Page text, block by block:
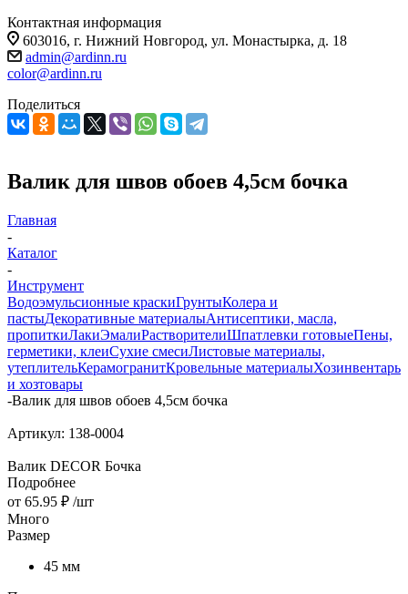
Контактная информация
603016, г. Нижний Новгород, ул. Монастырка, д. 18
admin@ardinn.ru
color@ardinn.ru
Поделиться
Валик для швов обоев 4,5см бочка
Главная
-
Каталог
-
Инструмент
Водоэмульсионные краскиГрунтыКолера и
пастыДекоративные материалыАнтисептики, масла,
пропиткиЛакиЭмалиРастворителиШпатлевки готовыеПены,
герметики, клеиСухие смесиЛистовые материалы,
утеплительКерамогранитКровельные материалыХозинвентарь
и хозтовары
-Валик для швов обоев 4,5см бочка
Артикул: 138-0004
Валик DECOR Бочка
Подробнее
от 65.95 ₽ /шт
Много
Размер
45 мм